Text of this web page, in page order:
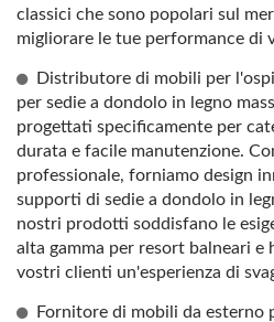
classici che sono popolari sul
migliorare le tue performance di
Distributore di mobili per
per sedie a dondolo in legno
progettati specificamente per
durata e facile manutenzione.
professionale, forniamo design
supporti di sedie a dondolo in
nostri prodotti soddisfano le
alta gamma per resort balneari
vostri clienti un'esperienza di
Fornitore di mobili da esterno